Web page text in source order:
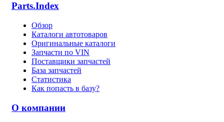
Parts.Index
Обзор
Каталоги автотоваров
Оригинальные каталоги
Запчасти по VIN
Поставщики запчастей
База запчастей
Статистика
Как попасть в базу?
О компании